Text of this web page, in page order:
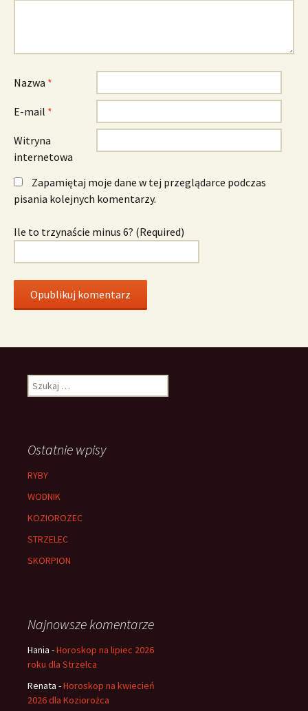
Nazwa *
E-mail *
Witryna
internetowa
Zapamiętaj moje dane w tej przeglądarce podczas
pisania kolejnych komentarzy.
Ile to trzynaście minus 6? (Required)
Szukaj:
Ostatnie wpisy
RYBY
WODNIK
KOZIOROZEC
STRZELEC
SKORPION
Najnowsze komentarze
Hania -Horoskop na lipiec 2026
roku dla Strzelca
Renata -Horoskop na kwiecień
2026 dla Koziorożca